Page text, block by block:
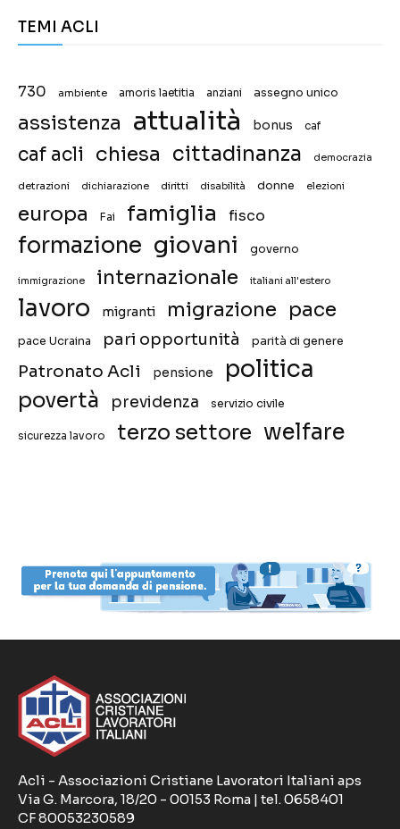
TEMI ACLI
730 ambiente amoris laetitia anziani assegno unico
assistenza attualità bonus caf
caf acli chiesa cittadinanza democrazia
detrazioni dichiarazione diritti disabilità donne elezioni
europa Fai famiglia fisco
formazione giovani governo
immigrazione internazionale italiani all'estero
lavoro migranti migrazione pace
pace Ucraina pari opportunità parità di genere
Patronato Acli pensione politica
povertà previdenza servizio civile
sicurezza lavoro terzo settore welfare
Acli - Associazioni Cristiane Lavoratori Italiani aps
Via G. Marcora, 18/20 - 00153 Roma | tel. 0658401
CF 80053230589